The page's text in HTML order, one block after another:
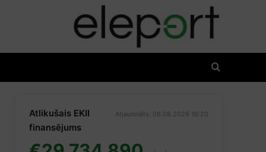
Atlikušais EKII
finansējums
Atjaunināts: 08.08.2026 16:20